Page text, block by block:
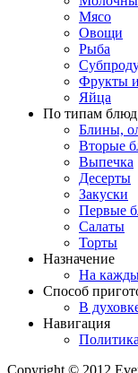
Мясо
Овощи
Рыба
Фрукты
Яйца
По типам блюд
Блины,
Вторые
Выпечка
Десерты
Закуски
Первые
Салаты
Торты
Назначение
На
Способ
В
Навигация
Copyright © 2012